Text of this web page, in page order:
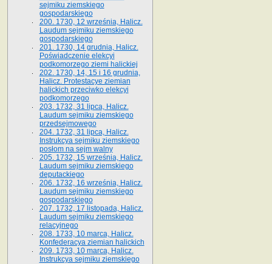
sejmiku ziemskiego
gospodarskiego
200. 1730, 12 września, Halicz.
Laudum sejmiku ziemskiego
gospodarskiego
201. 1730, 14 grudnia, Halicz.
Poświadczenie elekcyi
podkomorzego ziemi halickiej
202. 1730, 14, 15 i 16 grudnia,
Halicz. Protestacye ziemian
halickich przeciwko elekcyi
podkomorzego
203. 1732, 31 lipca, Halicz.
Laudum sejmiku ziemskiego
przedsejmowego
204. 1732, 31 lipca, Halicz.
Instrukcya sejmiku ziemskiego
posłom na sejm walny
205. 1732, 15 września, Halicz.
Laudum sejmiku ziemskiego
deputackiego
206. 1732, 16 września, Halicz.
Laudum sejmiku ziemskiego
gospodarskiego
207. 1732, 17 listopada, Halicz.
Laudum sejmiku ziemskiego
relacyjnego
208. 1733, 10 marca, Halicz.
Konfederacya ziemian halickich­
209. 1733, 10 marca, Halicz.
Instrukcya sejmiku ziemskiego